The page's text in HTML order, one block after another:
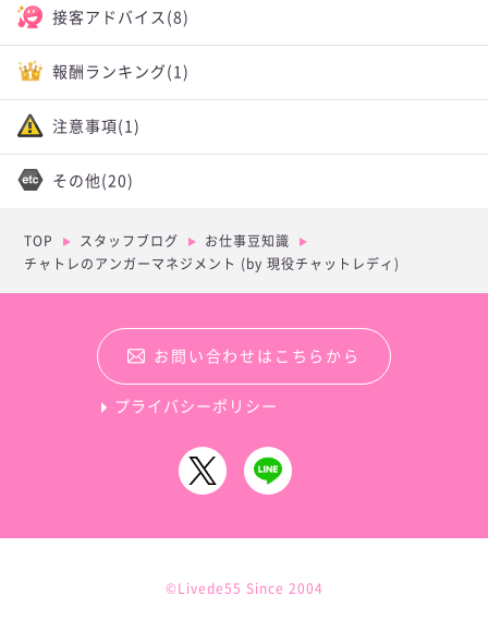
接客アドバイス (8)
報酬ランキング (1)
注意事項 (1)
その他 (20)
TOP スタッフブログ
お仕事豆知識
チャトレのアンガーマネジメント (by 現役チャットレディ)
お問い合わせはこちらから
プライバシーポリシー
©Livede55 Since 2004